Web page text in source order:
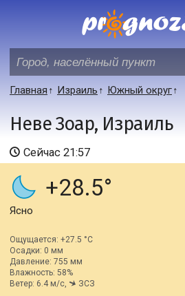
Главная Израиль Южный округ
Неве Зоар, Израиль
Сейчас 21:57
+28.5
Ясно
Ощущается: +27.5 °C
Осадки: 0 мм
Давление: 755 мм
Влажность: 58%
Ветер: 6.4 м/с,
ЗСЗ